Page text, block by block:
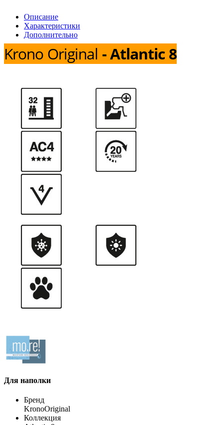
Описание
Характеристики
Дополнительно
Krono Original - Atlantic 8
Для наполки
Бренд
KronoOriginal
Коллекция